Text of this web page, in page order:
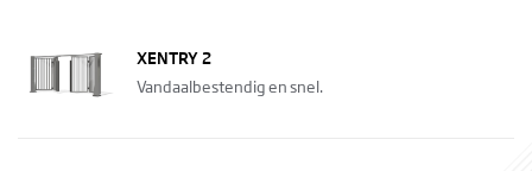
XENTRY 2
Vandaalbestendig en snel.